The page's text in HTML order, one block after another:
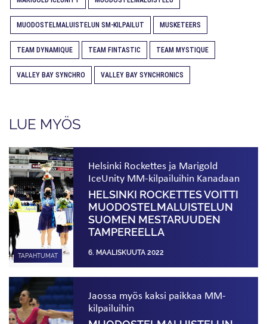
MUODOSTELMALUISTELUN SM-KILPAILUT MUSKETEERS
TEAM DYNAMIQUE TEAM FINTASTIC TEAM MYSTIQUE
VALLEY BAY SYNCHRO VALLEY BAY SYNCHRONICS
LUE MYÖS
TAPAHTUMAT
Helsinki Rockettes ja Marigold
IceUnity MM-kilpailuihin Kanadaan
HELSINKI ROCKETTES VOITTI
MUODOSTELMA­LUISTELUN
SUOMEN MESTARUUDEN
TAMPEREELLA
6. MAALISKUUTA 2022
Jaossa myös kaksi paikkaa MM-
kilpailuihin